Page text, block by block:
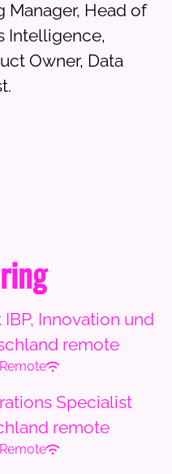
Head of
Intelligence,
Owner, Data
Innovation und
remote
Specialist
remote